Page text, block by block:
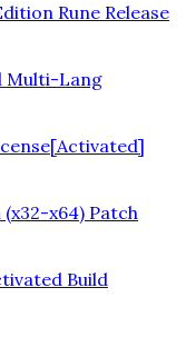
Rune Release
Multi-Lang
(x32-x64) Patch
Build